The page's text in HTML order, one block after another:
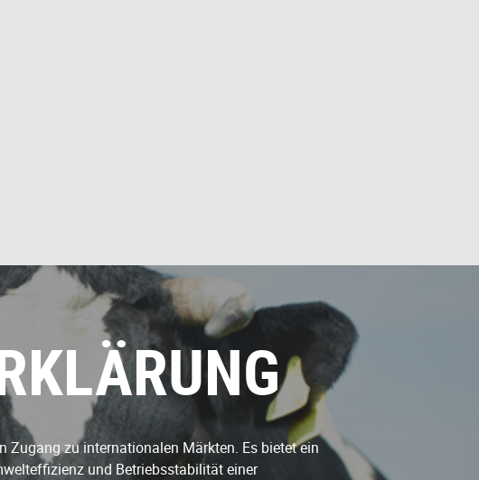
Zugang zu internationalen Märkten. Es bietet ein
und Betriebsstabilität einer